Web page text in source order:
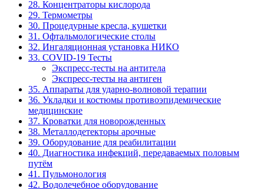
28. Концентраторы кислорода
29. Термометры
30. Процедурные кресла, кушетки
31. Офтальмологические столы
32. Ингаляционная установка НИКО
33. COVID-19 Тесты
Экспресс-тесты на антитела
Экспресс-тесты на антиген
35. Аппараты для ударно-волновой терапии
36. Укладки и костюмы противоэпидемические
медицинские
37. Кроватки для новорожденных
38. Металлодетекторы арочные
39. Оборудование для реабилитации
40. Диагностика инфекций, передаваемых половым
путём
41. Пульмонология
42. Водолечебное оборудование